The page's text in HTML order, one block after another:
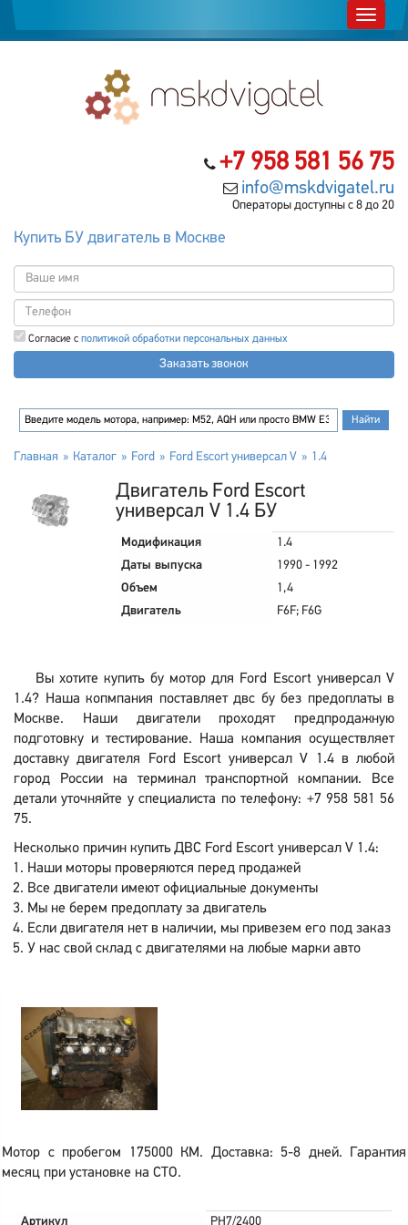
+7 958 581 56 75
info@mskdvigatel.ru
Операторы доступны с 8 до 20
Купить БУ двигатель в Москве
Согласие с политикой обработки персональных данных
Заказать звонок
Главная Каталог Ford Ford Escort универсал V 1.4
Двигатель Ford Escort
универсал V 1.4 БУ
Модификация
1.4
Даты выпуска
1990 - 1992
Объем
1,4
Двигатель
F6F; F6G
Вы хотите купить бу мотор для Ford Escort универсал V
1.4? Наша копмпания поставляет двс бу без предоплаты в
Москве. Наши двигатели проходят предпродажную
подготовку и тестирование. Наша компания осуществляет
доставку двигателя Ford Escort универсал V 1.4 в любой
город России на терминал транспортной компании. Все
детали уточняйте у специалиста по телефону: +7 958 581 56
75.
Несколько причин купить ДВС Ford Escort универсал V 1.4:
Наши моторы проверяются перед продажей
Все двигатели имеют официальные документы
Мы не берем предоплату за двигатель
Если двигателя нет в наличии, мы привезем его под заказ
У нас свой склад с двигателями на любые марки авто
Мотор с пробегом 175000 КМ. Доставка: 5-8 дней. Гарантия
месяц при установке на СТО.
Артикул PH7/2400